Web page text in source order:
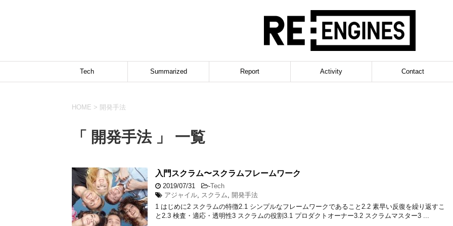
Tech Summarized Report Activity Contact
HOME > 開発手法
「 開発手法 」 一覧
入門スクラム〜スクラムフレームワーク
2019/07/31 -Tech
アジャイル, スクラム, 開発手法
1 はじめに2 スクラムの特徴2.1 シンプルなフレームワークであること2.2 素早い反復を繰り返すこ
と2.3 検査・適応・透明性3 スクラムの役割3.1 プロダクトオーナー3.2 スクラムマスター3 ...